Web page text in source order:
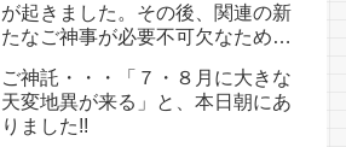
が起きました。その後、関連の新
たなご神事が必要不可欠なため、
点であり古代太陽信仰の中心点で
もある伊弉諾宮、他3ヵ所へのご
神託あり！！
ご神託・・・「７・８月に大きな
天変地異が来る」と、本日朝にあ
りました!!